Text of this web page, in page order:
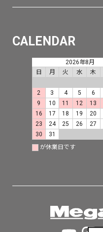
CALENDAR
2026年8月
日
月 火 水 木
2
3 4 5 6
9
10 11 12 13
16
17 18 19 20
23
24 25 26 27
30
31
が休業日です